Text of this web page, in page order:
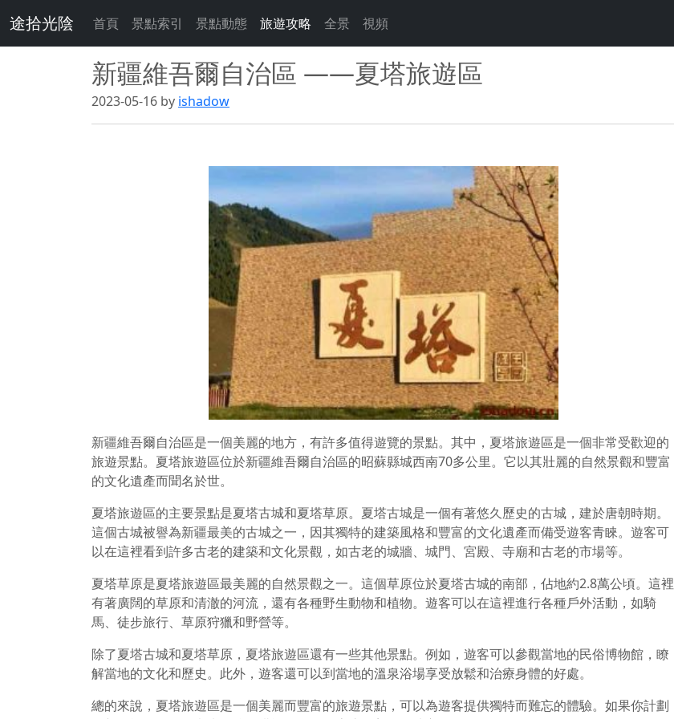
途拾光陰 首頁 景點索引 景點動態 旅遊攻略 全景 視頻
新疆維吾爾自治區 ——夏塔旅遊區
2023-05-16 by ishadow
新疆維吾爾自治區是一個美麗的地方，有許多值得遊覽的景點。其中，夏塔旅遊區是一個非常受歡迎的
旅遊景點。夏塔旅遊區位於新疆維吾爾自治區的昭蘇縣城西南70多公里。它以其壯麗的自然景觀和豐富
的文化遺產而聞名於世。
夏塔旅遊區的主要景點是夏塔古城和夏塔草原。夏塔古城是一個有著悠久歷史的古城，建於唐朝時期。
這個古城被譽為新疆最美的古城之一，因其獨特的建築風格和豐富的文化遺產而備受遊客青睞。遊客可
以在這裡看到許多古老的建築和文化景觀，如古老的城牆、城門、宮殿、寺廟和古老的市場等。
夏塔草原是夏塔旅遊區最美麗的自然景觀之一。這個草原位於夏塔古城的南部，佔地約2.8萬公頃。這裡
有著廣闊的草原和清澈的河流，還有各種野生動物和植物。遊客可以在這裡進行各種戶外活動，如騎
馬、徒步旅行、草原狩獵和野營等。
除了夏塔古城和夏塔草原，夏塔旅遊區還有一些其他景點。例如，遊客可以參觀當地的民俗博物館，瞭
解當地的文化和歷史。此外，遊客還可以到當地的溫泉浴場享受放鬆和治療身體的好處。
總的來說，夏塔旅遊區是一個美麗而豐富的旅遊景點，可以為遊客提供獨特而難忘的體驗。如果你計劃